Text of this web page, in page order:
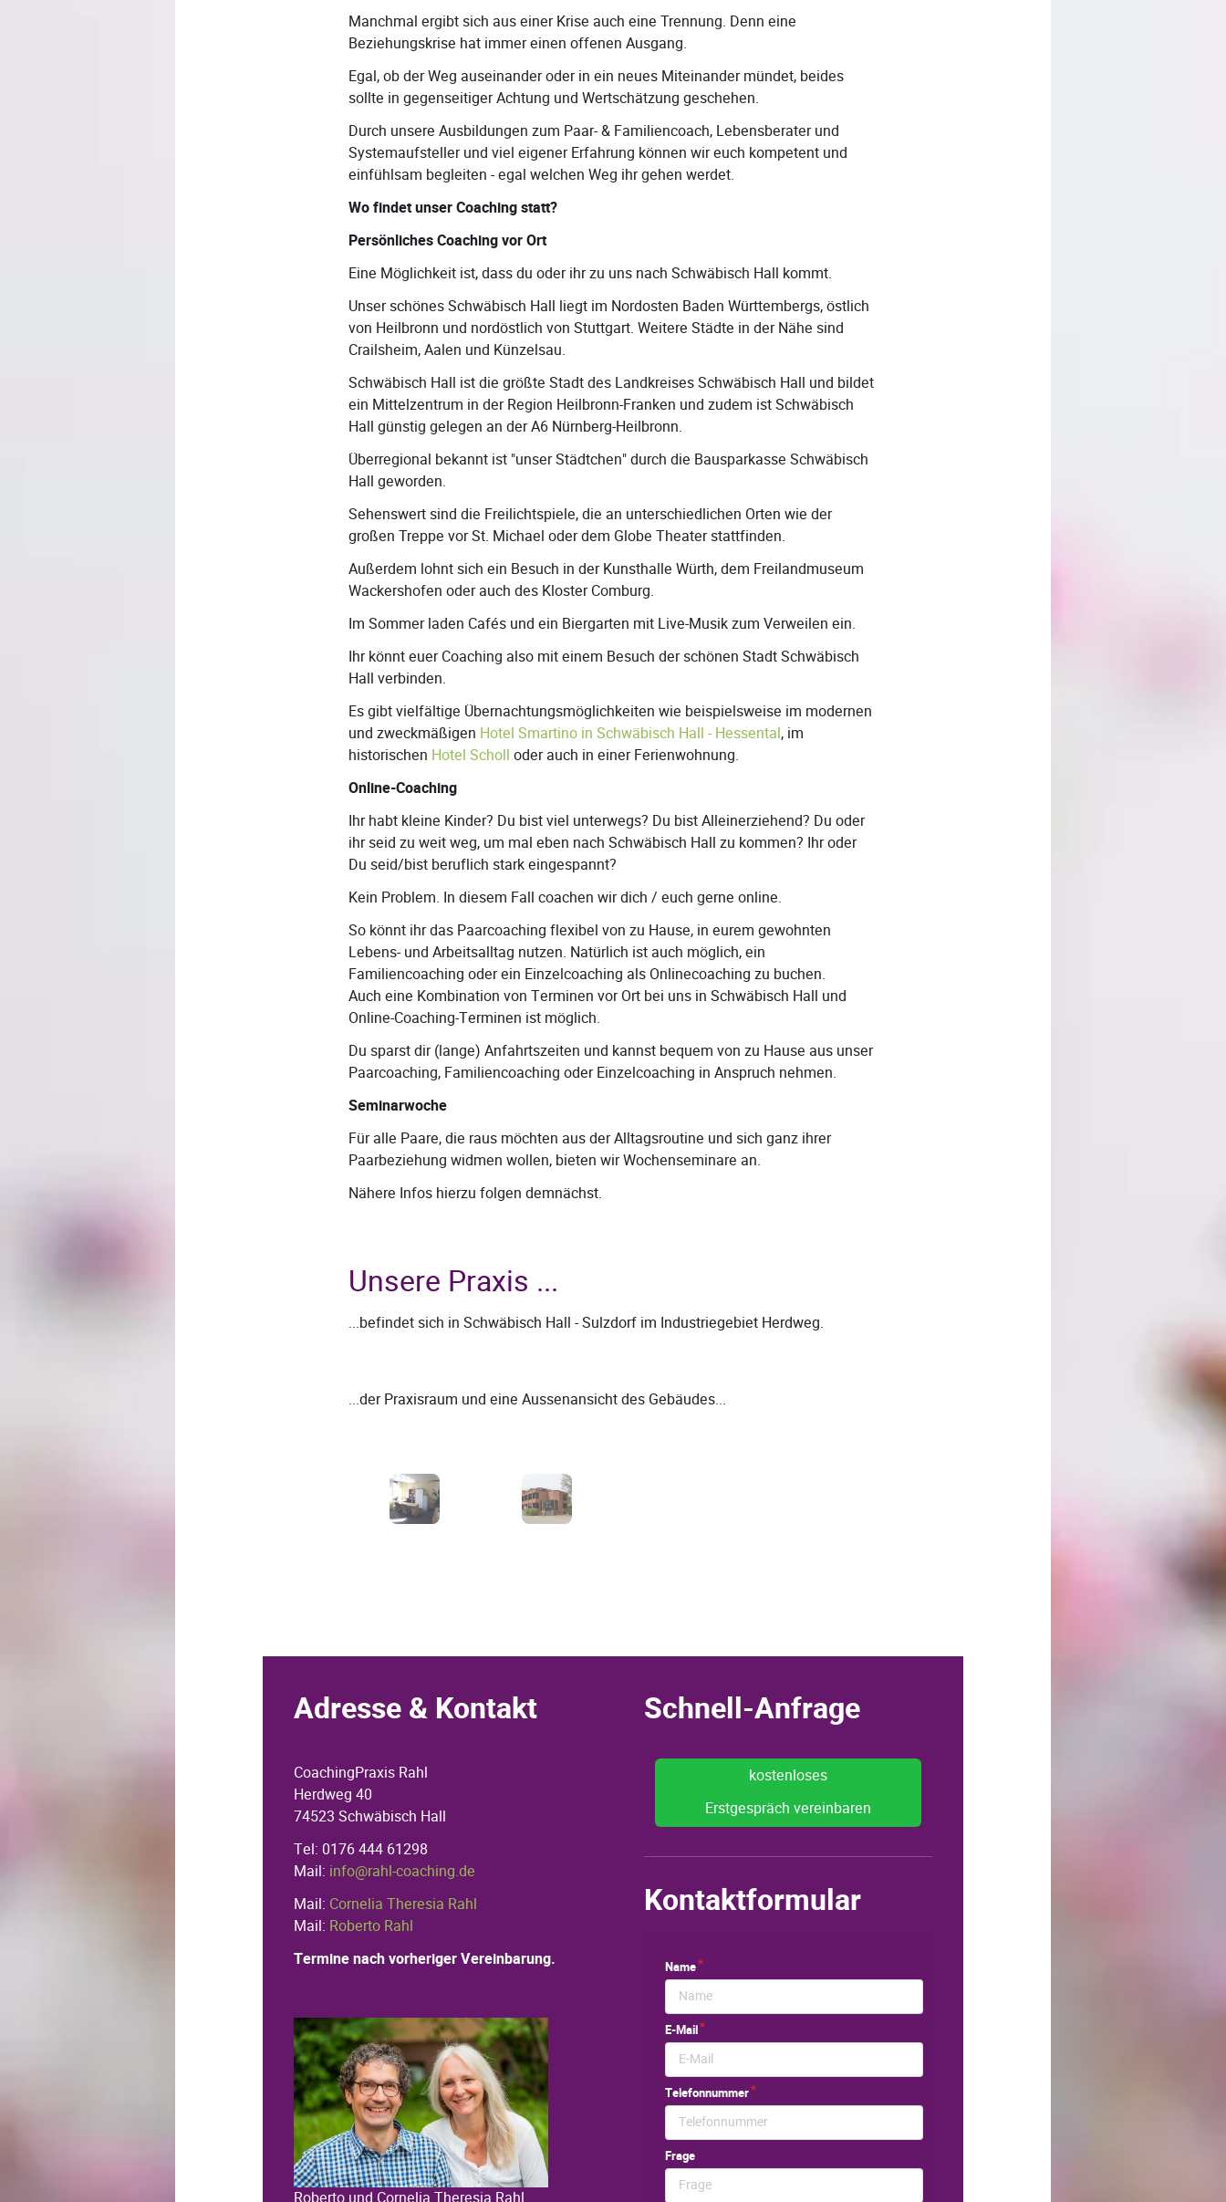
Manchmal ergibt sich aus einer Krise auch eine Trennung. Denn eine
Beziehungskrise hat immer einen offenen Ausgang.
Egal, ob der Weg auseinander oder in ein neues Miteinander mündet, beides
sollte in gegenseitiger Achtung und Wertschätzung geschehen.
Durch unsere Ausbildungen zum Paar- & Familiencoach, Lebensberater und
Systemaufsteller und viel eigener Erfahrung können wir euch kompetent und
einfühlsam begleiten - egal welchen Weg ihr gehen werdet.
Wo findet unser Coaching statt?
Persönliches Coaching vor Ort
Eine Möglichkeit ist, dass du oder ihr zu uns nach Schwäbisch Hall kommt.
Unser schönes Schwäbisch Hall liegt im Nordosten Baden Württembergs, östlich
von Heilbronn und nordöstlich von Stuttgart. Weitere Städte in der Nähe sind
Crailsheim, Aalen und Künzelsau.
Schwäbisch Hall ist die größte Stadt des Landkreises Schwäbisch Hall und bildet
ein Mittelzentrum in der Region Heilbronn-Franken und zudem ist Schwäbisch
Hall günstig gelegen an der A6 Nürnberg-Heilbronn.
Überregional bekannt ist "unser Städtchen" durch die Bausparkasse Schwäbisch
Hall geworden.
Sehenswert sind die Freilichtspiele, die an unterschiedlichen Orten wie der
großen Treppe vor St. Michael oder dem Globe Theater stattfinden.
Außerdem lohnt sich ein Besuch in der Kunsthalle Würth, dem Freilandmuseum
Wackershofen oder auch des Kloster Comburg.
Im Sommer laden Cafés und ein Biergarten mit Live-Musik zum Verweilen ein.
Ihr könnt euer Coaching also mit einem Besuch der schönen Stadt Schwäbisch
Hall verbinden.
Es gibt vielfältige Übernachtungsmöglichkeiten wie beispielsweise im modernen
und zweckmäßigen Hotel Smartino in Schwäbisch Hall - Hessental, im
historischen Hotel Scholl oder auch in einer Ferienwohnung.
Online-Coaching
Ihr habt kleine Kinder? Du bist viel unterwegs? Du bist Alleinerziehend? Du oder
ihr seid zu weit weg, um mal eben nach Schwäbisch Hall zu kommen? Ihr oder
Du seid/bist beruflich stark eingespannt?
Kein Problem. In diesem Fall coachen wir dich / euch gerne online.
So könnt ihr das Paarcoaching flexibel von zu Hause, in eurem gewohnten
Lebens- und Arbeitsalltag nutzen. Natürlich ist auch möglich, ein
Familiencoaching oder ein Einzelcoaching als Onlinecoaching zu buchen.
Auch eine Kombination von Terminen vor Ort bei uns in Schwäbisch Hall und
Online-Coaching-Terminen ist möglich.
Du sparst dir (lange) Anfahrtszeiten und kannst bequem von zu Hause aus unser
Paarcoaching, Familiencoaching oder Einzelcoaching in Anspruch nehmen.
Seminarwoche
Für alle Paare, die raus möchten aus der Alltagsroutine und sich ganz ihrer
Paarbeziehung widmen wollen, bieten wir Wochenseminare an.
Nähere Infos hierzu folgen demnächst.
Unsere Praxis ...
...befindet sich in Schwäbisch Hall - Sulzdorf im Industriegebiet Herdweg.
...der Praxisraum und eine Aussenansicht des Gebäudes...
Adresse & Kontakt
CoachingPraxis Rahl
Herdweg 40
74523 Schwäbisch Hall
Tel: 0176 444 61298
Mail: info@rahl-coaching.de
Mail: Cornelia Theresia Rahl
Mail: Roberto Rahl
Termine nach vorheriger Vereinbarung.
Schnell-Anfrage
kostenloses
Erstgespräch vereinbaren
Kontaktformular